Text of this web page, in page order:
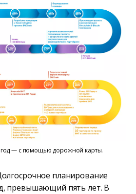
год — с помощью дорожной карты.
планирование
превышающий пять лет. В